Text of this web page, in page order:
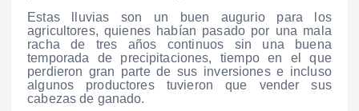
Estas lluvias son un buen augurio para los
agricultores, quienes habían pasado por una mala
racha de tres años continuos sin una buena
temporada de precipitaciones, tiempo en el que
perdieron gran parte de sus inversiones e incluso
algunos productores tuvieron que vender sus
cabezas de ganado.